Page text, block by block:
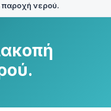
παροχή νερού.